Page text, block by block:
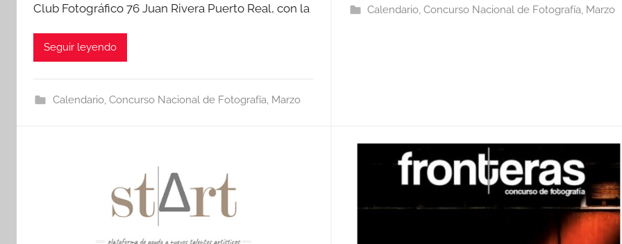
Club Fotográfico 76 Juan Rivera Puerto Real, con la
Seguir leyendo
Calendario, Concurso Nacional de Fotografía, Marzo
Calendario,Concurso Nacional de Fotografía, Marzo